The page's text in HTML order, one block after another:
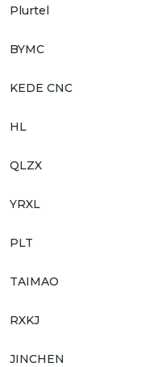
Plurtel
BYMC
KEDE CNC
HL
QLZX
YRXL
PLT
TAIMAO
RXKJ
JINCHEN